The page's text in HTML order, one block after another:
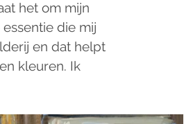
het om mijn
die mij
en dat helpt
kleuren. Ik